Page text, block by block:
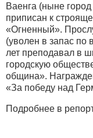
Ваенга (ныне
приписан к
«Огненный».
(уволен в запас по
лет преподавал в
городскую
община».
«За победу над
Подробнее в